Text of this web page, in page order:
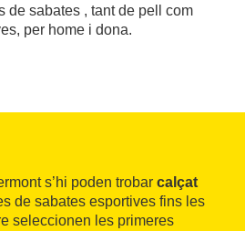
de sabates , tant de pell com
per home i dona.
s’hi poden trobar calçat
de sabates esportives fins les
seleccionen les primeres